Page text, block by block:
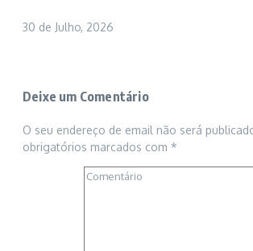
30 de Julho, 2026
Deixe um Comentário
O seu endereço de email não será
obrigatórios marcados com *